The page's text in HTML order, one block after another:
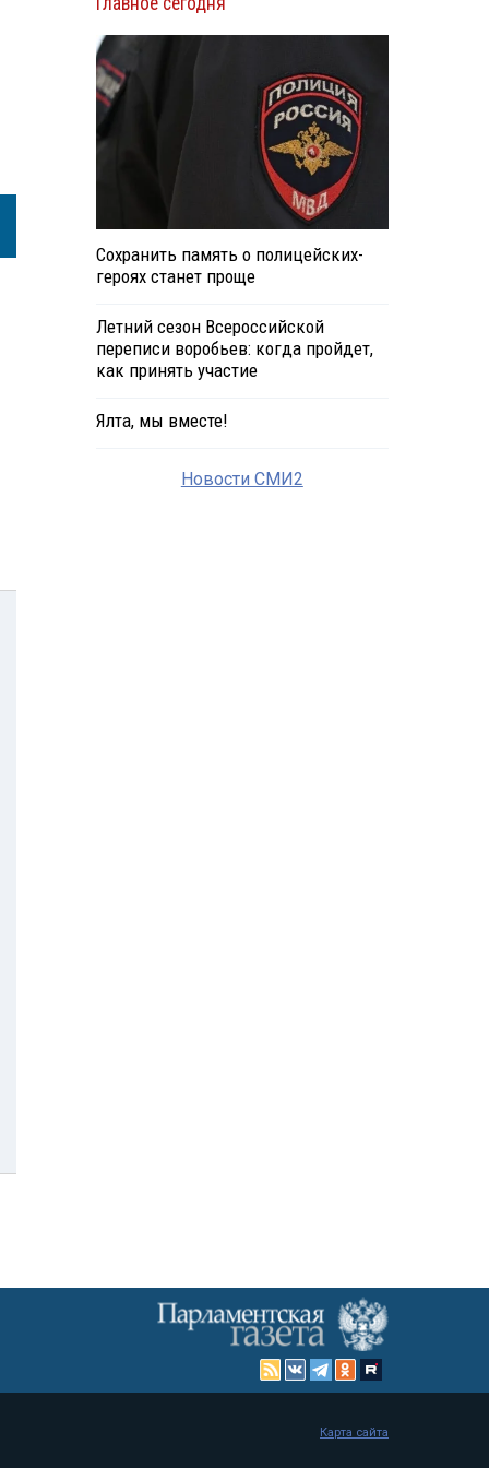
Сохранить память о полицейских-
героях станет проще
Летний сезон Всероссийской
переписи воробьев: когда пройдет,
как принять участие
Ялта, мы вместе!
Новости СМИ2
Карта сайта